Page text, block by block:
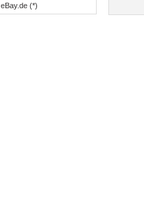
eBay.de (*)